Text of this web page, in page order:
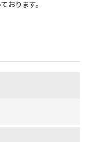
おります。